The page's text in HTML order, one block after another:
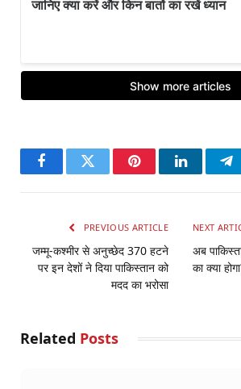
FacebookTwitter PinterestLinkedIn
PREVIOUS ARTICLE
जम्मू-कश्मीर से अनुच्छेद 370 हटने
पर इन देशों ने दिया पाकिस्तान को
मदद का भरोसा
NEXT
अब
का क्या
Related Posts